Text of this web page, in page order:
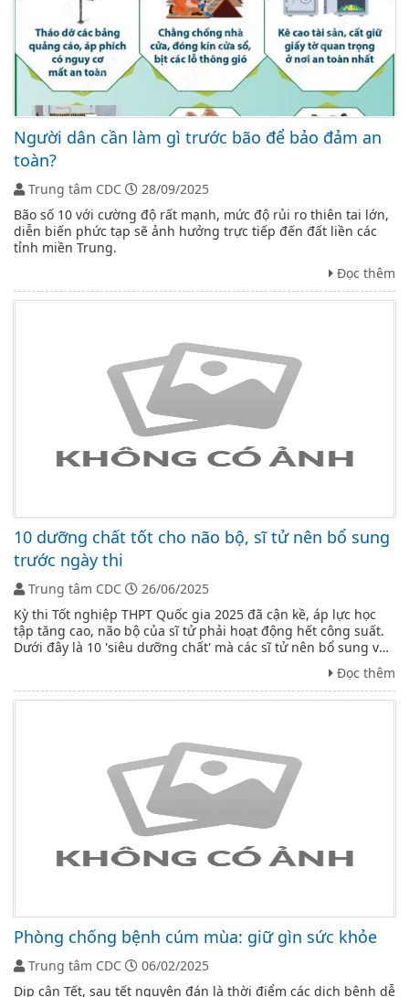
Người dân cần làm gì trước bão để bảo đảm an
toàn?
Trung tâm CDC
28/09/2025
Bão số 10 với cường độ rất mạnh, mức độ rủi ro thiên tai lớn,
diễn biến phức tạp sẽ ảnh hưởng trực tiếp đến đất liền các
tỉnh miền Trung.
Đọc thêm
10 dưỡng chất tốt cho não bộ, sĩ tử nên bổ sung
trước ngày thi
Trung tâm CDC
26/06/2025
Kỳ thi Tốt nghiệp THPT Quốc gia 2025 đã cận kề, áp lực học
tập tăng cao, não bộ của sĩ tử phải hoạt động hết công suất.
Dưới đây là 10 'siêu dưỡng chất' mà các sĩ tử nên bổ sung vào
Đọc thêm
Phòng chống bệnh cúm mùa: giữ gìn sức khỏe
Trung tâm CDC
06/02/2025
Dịp cận Tết, sau tết nguyên đán là thời điểm các dịch bệnh dễ